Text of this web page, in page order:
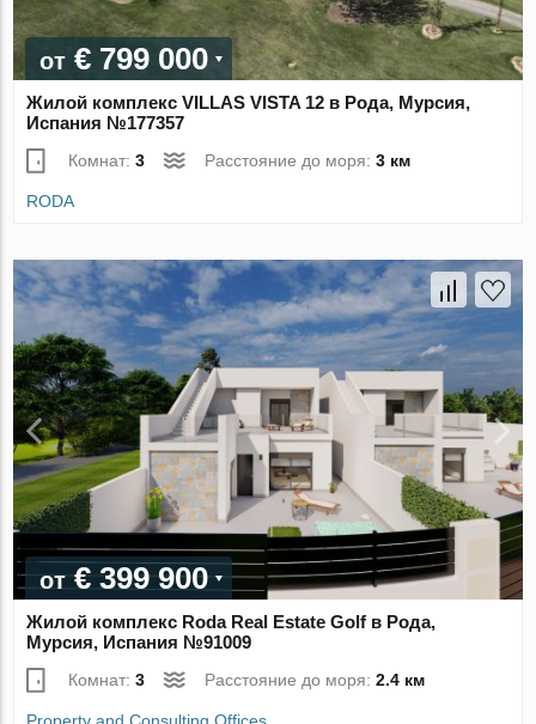
от € 799 000
Жилой комплекс VILLAS VISTA 12 в Рода, Мурсия,
Испания №177357
Комнат:3 Расстояние до моря:3 км
RODA
от € 399 900
Жилой комплекс Roda Real Estate Golf в Рода,
Мурсия, Испания №91009
Комнат:3 Расстояние до моря:2.4 км
Property and Consulting Offices